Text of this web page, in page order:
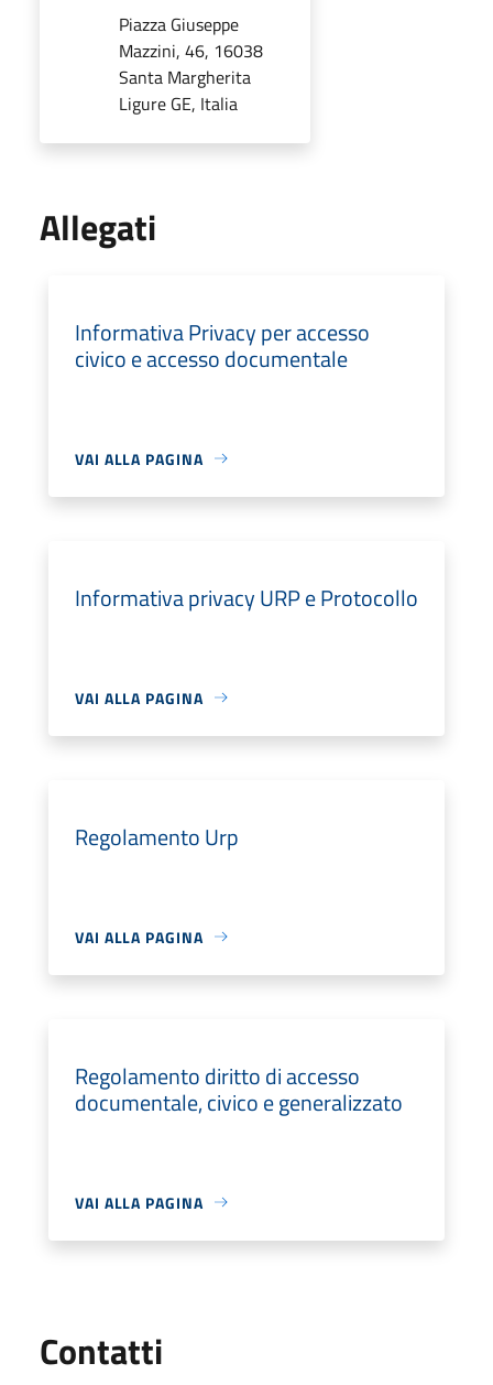
Piazza Giuseppe
Mazzini, 46, 16038
Santa Margherita
Ligure GE, Italia
Allegati
Informativa Privacy per accesso
civico e accesso documentale
VAI ALLA PAGINA
Informativa privacy URP e Protocollo
VAI ALLA PAGINA
Regolamento Urp
VAI ALLA PAGINA
Regolamento diritto di accesso
documentale, civico e generalizzato
VAI ALLA PAGINA
Contatti